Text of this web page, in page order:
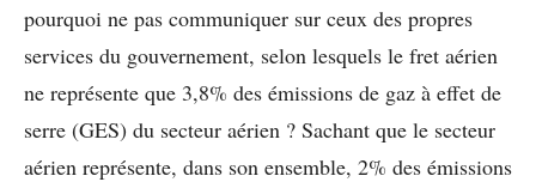
pourquoi ne pas communiquer sur ceux des propres
services du gouvernement, selon lesquels le fret aérien
ne représente que 3,8% des émissions de gaz à effet de
serre (GES) du secteur aérien ? Sachant que le secteur
aérien représente, dans son ensemble, 2% des émissions